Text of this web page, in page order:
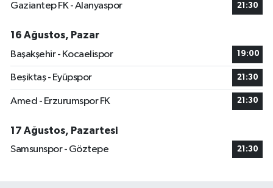
Gaziantep FK - Alanyaspor 21:30
16 Ağustos, Pazar
Başakşehir - Kocaelispor
19:00
Beşiktaş - Eyüpspor 21:30
Amed - Erzurumspor FK 21:30
17 Ağustos, Pazartesi
Samsunspor - Göztepe
21:30